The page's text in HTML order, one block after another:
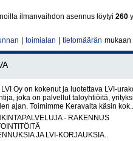
ilmanvaihdon asennus löytyi 260
toimialan tietomäärän mukaan
Oy on kokenut ja luotettava LVI-
joka on palvellut taloyhtiöitä,
ajan. Toimimme Keravalta käsin kok..
- RAKENNUS
JA LVI-KORJAUKSIA..